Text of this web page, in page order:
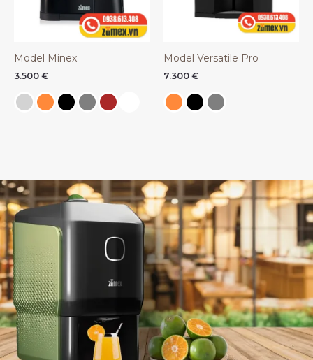
Model Minex
3.500 €
Model Versatile Pro
7.300 €